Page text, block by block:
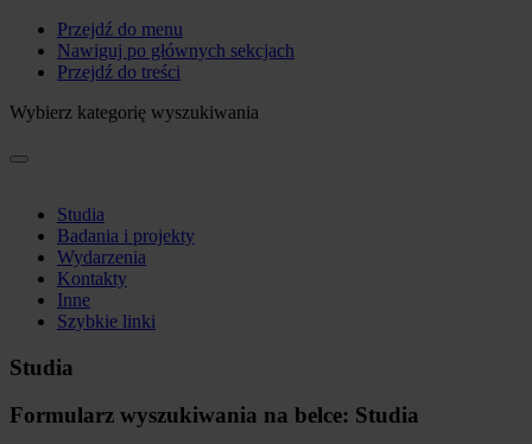
Przejdź do menu
Nawiguj po głównych sekcjach
Przejdź do treści
Wybierz kategorię wyszukiwania
Studia
Badania i projekty
Wydarzenia
Kontakty
Inne
Szybkie linki
Studia
Formularz wyszukiwania na belce: Studia